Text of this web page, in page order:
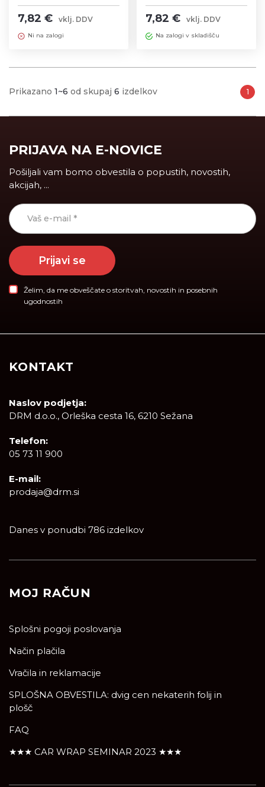
1m dolžine
7,82 € vklj. DDV
Ni na zalogi
x 1m dolžine
7,82 € vklj. DDV
Na zalogi v skladišču
Prikazano 1~6 od skupaj 6 izdelkov 1
PRIJAVA NA E-NOVICE
Pošiljali vam bomo obvestila o popustih, novostih,
akcijah, ...
Prijavi se
Želim, da me obveščate o storitvah, novostih in posebnih
ugodnostih
KONTAKT
Naslov podjetja:
DRM d.o.o., Orleška cesta 16, 6210 Sežana
Telefon:
05 73 11 900
E-mail:
prodaja@drm.si
Danes v ponudbi 786 izdelkov
MOJ RAČUN
Splošni pogoji poslovanja
Način plačila
Vračila in reklamacije
SPLOŠNA OBVESTILA: dvig cen nekaterih folij in
plošč
FAQ
★★★ CAR WRAP SEMINAR 2023 ★★★